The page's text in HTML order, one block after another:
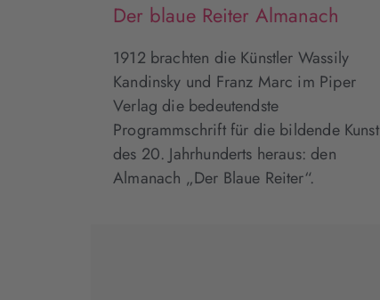
Der blaue Reiter Almanach
1912 brachten die Künstler Wassily
Kandinsky und Franz Marc im Piper
Verlag die bedeutendste
Programmschrift für die bildende Kunst
des 20. Jahrhunderts heraus: den
Almanach „Der Blaue Reiter“.